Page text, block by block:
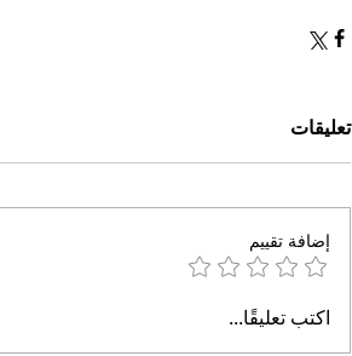
تعليقات
إضافة تقييم
اكتب تعليقًا...